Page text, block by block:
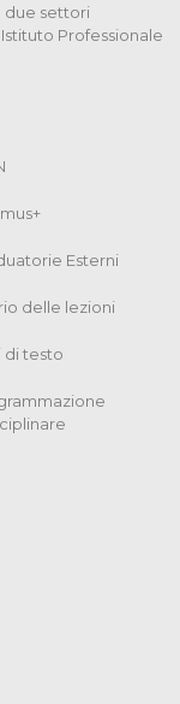
due settori
Professionale
Esterni
delle lezioni
di testo